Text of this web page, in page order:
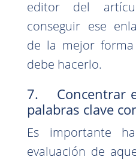
editor del
conseguir ese
de la mejor
debe hacerlo.
7. Concentrar
palabras clave
Es importante
evaluación de